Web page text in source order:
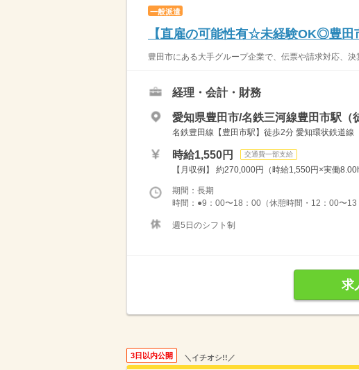
一般派遣
【直雇の可能性有☆未経験OK◎豊田
豊田市にある大手グループ企業で、伝票や請求対応、
経理・会計・財務
愛知県豊田市/名鉄三河線豊田市駅（
名鉄豊田線【豊田市駅】徒歩2分 愛知環状鉄道
時給1,550円 交通費一部支給
【月収例】 約270,000円（時給1,550円×実働
期間：長期
時間：●9：00〜18：00（休憩時間・12：00〜
週5日のシフト制
求
3日以内公開 ＼イチオシ!!／